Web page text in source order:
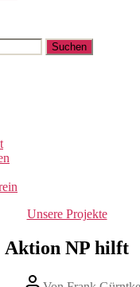
Kategorien
Unsere Projekte
Aktion NP hilft
Beitragsautor